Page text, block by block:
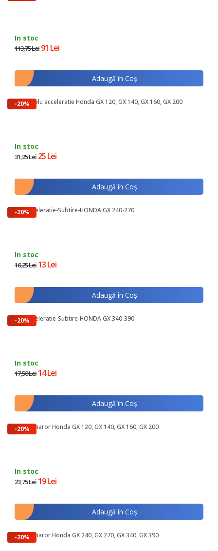
In stoc
113,75 Lei 91 Lei
Adaugă în Coş
-20%
Ansamblu acceleratie Honda GX 120, GX 140, GX 160, GX 200
In stoc
31,25 Lei 25 Lei
Adaugă în Coş
-20%
Arc Acceleratie-Subtire-HONDA GX 240-270
In stoc
16,25 Lei 13 Lei
Adaugă în Coş
-20%
Arc Acceleratie-Subtire-HONDA GX 340-390
In stoc
17,50 Lei 14 Lei
Adaugă în Coş
-20%
Arc Demaror Honda GX 120, GX 140, GX 160, GX 200
In stoc
23,75 Lei 19 Lei
Adaugă în Coş
-20%
Arc Demaror Honda GX 240, GX 270, GX 340, GX 390